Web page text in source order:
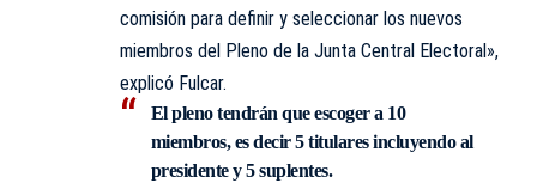
comisión para definir y seleccionar los nuevos
miembros del Pleno de la Junta Central Electoral»,
explicó Fulcar.
El pleno tendrán que escoger a 10
miembros, es decir 5 titulares incluyendo al
presidente y 5 suplentes.